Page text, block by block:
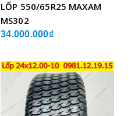
LỐP 550/65R25 MAXAM
MS302
34.000.000₫